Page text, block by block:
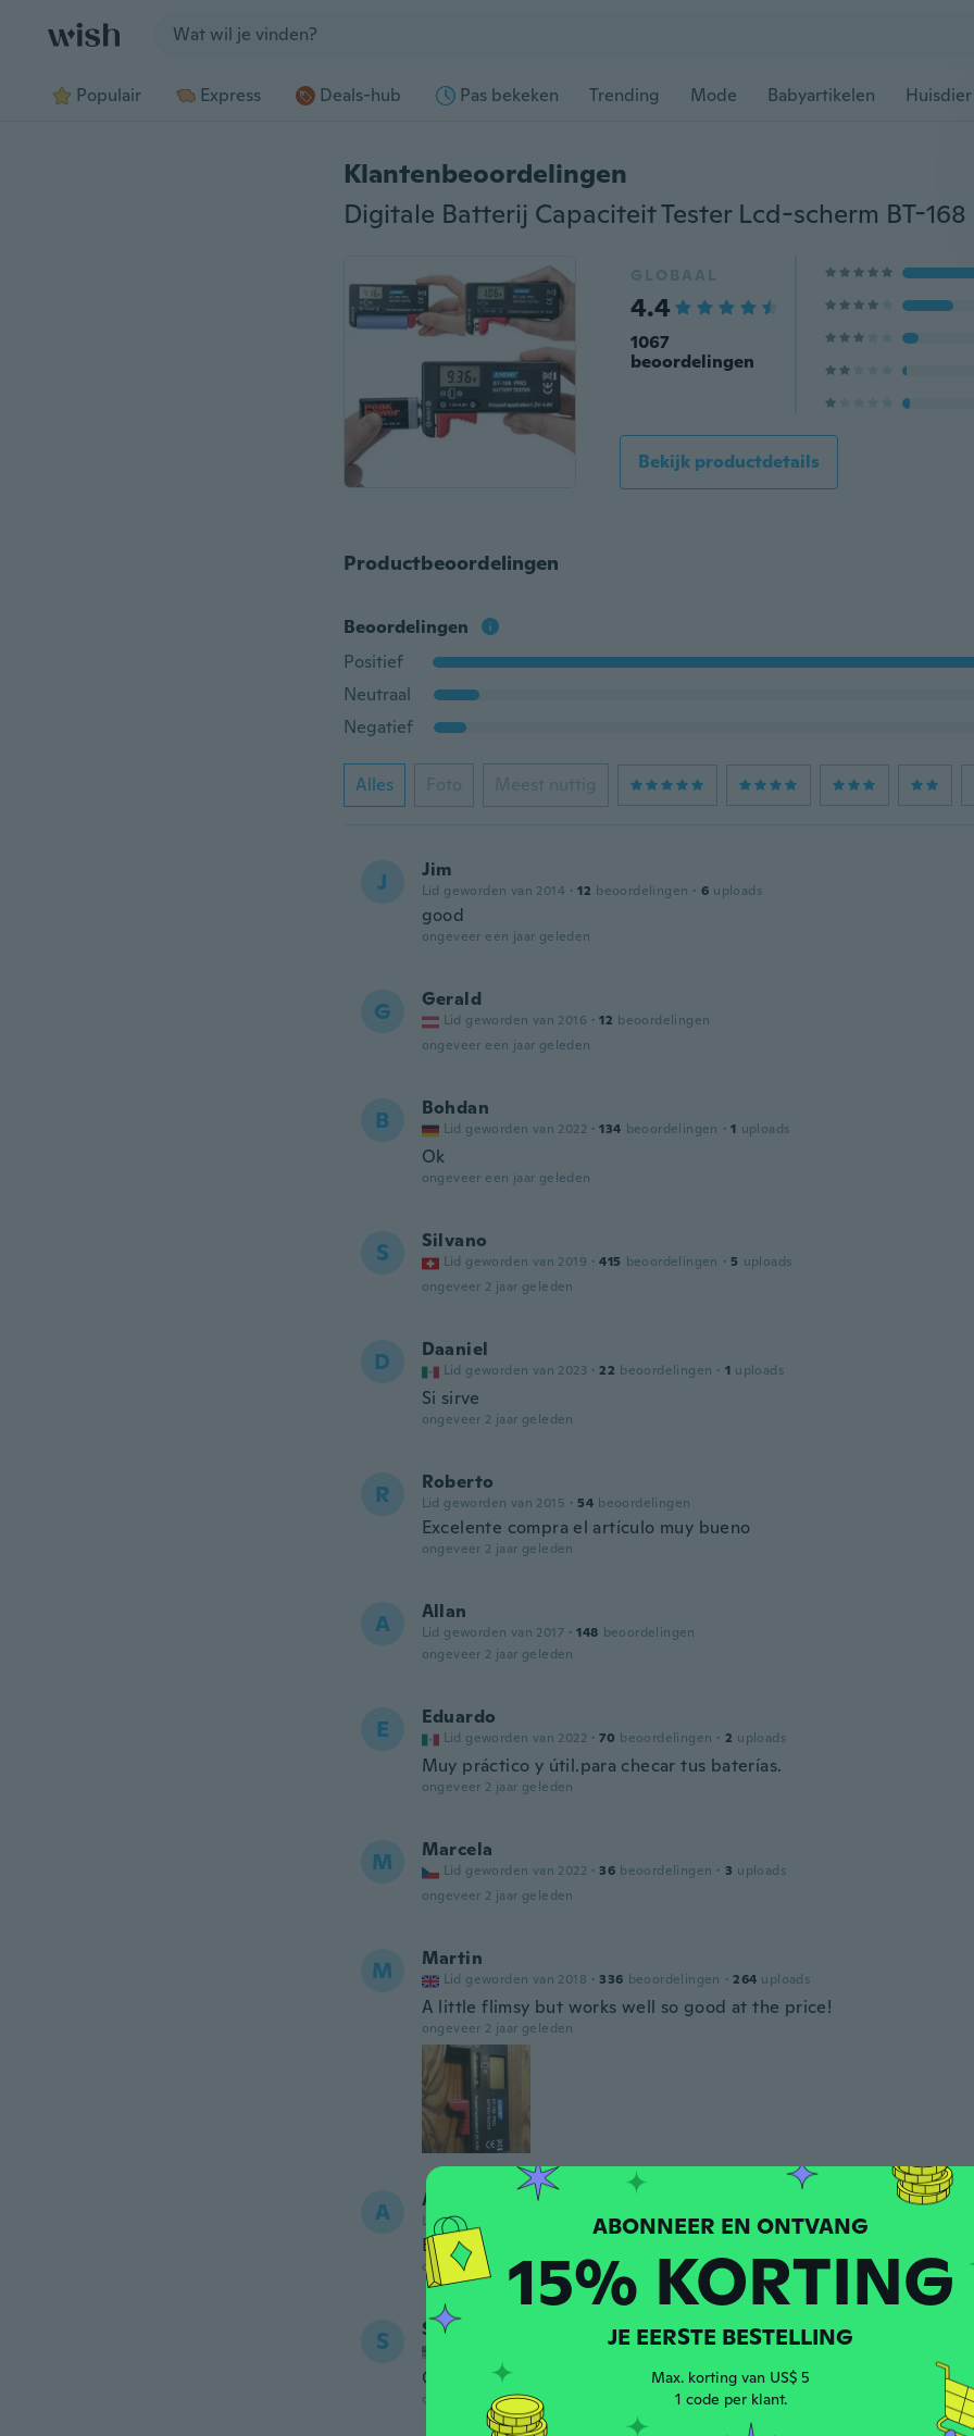
Populair Express Deals-hub Pas bekeken Trending Mode Babyartikelen
Klantenbeoordelingen
GLOBAAL
4.4
1067
beoordelingen
Bekijk productdetails
Productbeoordelingen
Beoordelingen
Positief
Neutraal
Negatief
Alles Foto Meest nuttig
J Jim
Lid geworden van 2014 · 12 beoordelingen · 6 uploads
good
ongeveer een jaar geleden
G Gerald
Lid geworden van 2016 · 12 beoordelingen
ongeveer een jaar geleden
B Bohdan
Lid geworden van 2022 · 134 beoordelingen · 1 uploads
Ok
ongeveer een jaar geleden
S Silvano
Lid geworden van 2019 · 415 beoordelingen · 5 uploads
ongeveer 2 jaar geleden
D Daaniel
Lid geworden van 2023 · 22 beoordelingen · 1 uploads
Si sirve
ongeveer 2 jaar geleden
R Roberto
Lid geworden van 2015 · 54 beoordelingen
Excelente compra el artículo muy bueno
ongeveer 2 jaar geleden
A Allan
Lid geworden van 2017 · 148 beoordelingen
ongeveer 2 jaar geleden
E Eduardo
Lid geworden van 2022 · 70 beoordelingen · 2 uploads
Muy práctico y útil.para checar tus baterías.
ongeveer 2 jaar geleden
M Marcela
Lid geworden van 2022 · 36 beoordelingen · 3 uploads
ongeveer 2 jaar geleden
M Martin
Lid geworden van 2018 · 336 beoordelingen · 264 uploads
A little flimsy but works well so good at the price!
ongeveer 2 jaar geleden
A Amanda
Lid geworden van 2018 beoordelingen · 1 uploads
Bestest thing I've ever brought
ongeveer 2 jaar geleden
S Stephen
213 beoordelingen
Great
ongeveer 2 jaar geleden
15% KORTING
JE EERSTE BESTELLING
Max. korting van US$ 5
1 code per klant.